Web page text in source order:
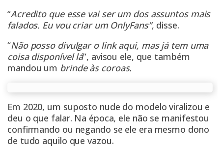
“Acredito que esse vai ser um dos assuntos mais
falados. Eu vou criar um OnlyFans”, disse.
“Não posso divulgar o link aqui, mas já tem uma
coisa disponível lá”, avisou ele, que também
mandou um brinde às coroas.
Em 2020, um suposto nude do modelo viralizou e
deu o que falar. Na época, ele não se manifestou
confirmando ou negando se ele era mesmo dono
de tudo aquilo que vazou.